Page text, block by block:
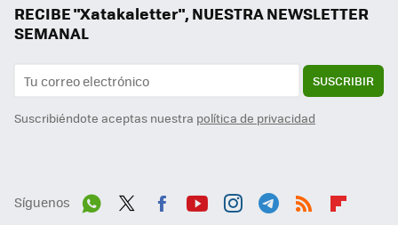
RECIBE "Xatakaletter", NUESTRA NEWSLETTER
SEMANAL
SUSCRIBIR
Suscribiéndote aceptas nuestra política de privacidad
Síguenos